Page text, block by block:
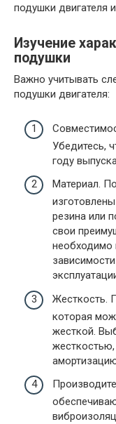
подушки двигателя
Изучение
подушки
Важно учитывать
подушки двигателя:
Убедитесь,
году
Материал.
резина или
свои
необходимо
Жесткость.
которая
жесткой.